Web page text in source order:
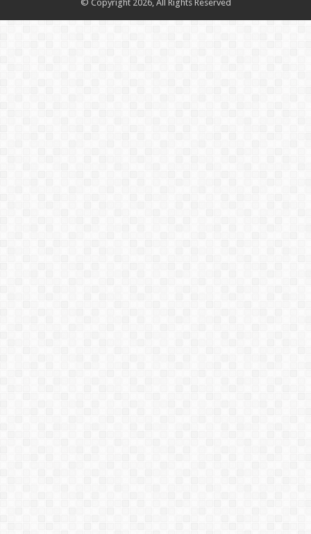
© Copyright 2026, All Rights Reserved